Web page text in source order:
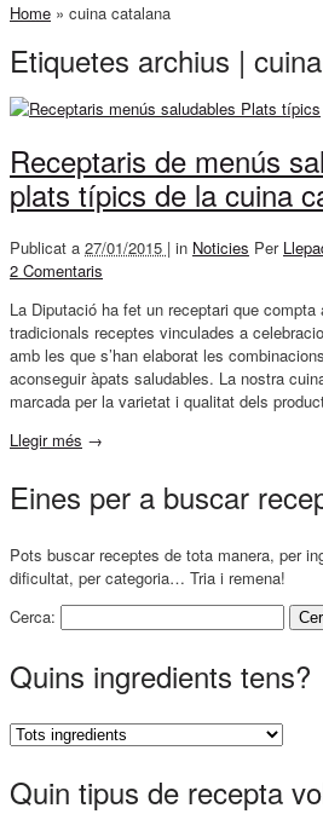
Home » cuina catalana
Etiquetes archius |
Receptaris de menús
plats típics de la cuina
Publicat a 27/01/2015 | in Noticies Per
2 Comentaris
La Diputació ha fet un receptari que
tradicionals receptes vinculades a
amb les que s’han elaborat les
aconseguir àpats saludables. La nostra
marcada per la varietat i qualitat dels
Llegir més →
Eines per a buscar
Pots buscar receptes de tota manera, per
dificultat, per categoria… Tria i remena!
Cerca:
Quins ingredients tens?
Quin tipus de recepta